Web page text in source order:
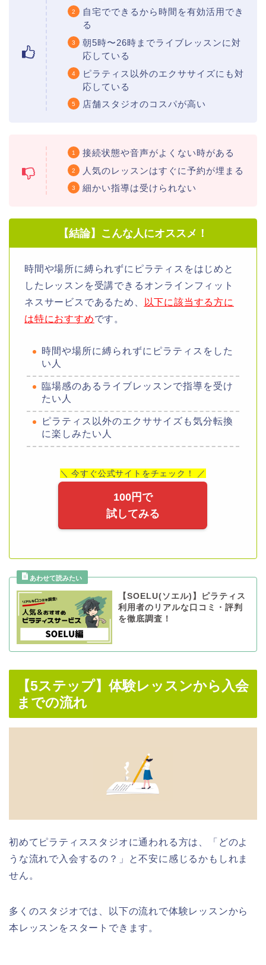
自宅でできるから時間を有効活用でき
る
朝5時〜26時までライブレッスンに対
応している
ピラティス以外のエクササイズにも対
応している
店舗スタジオのコスパが高い
接続状態や音声がよくない時がある
人気のレッスンはすぐに予約が埋まる
細かい指導は受けられない
【結論】こんな人にオススメ！
時間や場所に縛られずにピラティスをはじめと
したレッスンを受講できるオンラインフィット
ネスサービスであるため、
以下に該当する方に
は特におすすめです。
時間や場所に縛られずにピラティスをした
い人
臨場感のあるライブレッスンで指導を受け
たい人
ピラティス以外のエクササイズも気分転換
に楽しみたい人
＼ 今すぐ公式サイトをチェック！ ／
100円で
試してみる
【SOELU(ソエル)】ピラティス
利用者のリアルな口コミ・評判
を徹底調査！
【5ステップ】体験レッスンから入会
までの流れ
初めてピラティススタジオに通われる方は、「どのよ
うな流れで入会するの？」と不安に感じるかもしれま
せん。
多くのスタジオでは、以下の流れで体験レッスンから
本レッスンをスタートできます。